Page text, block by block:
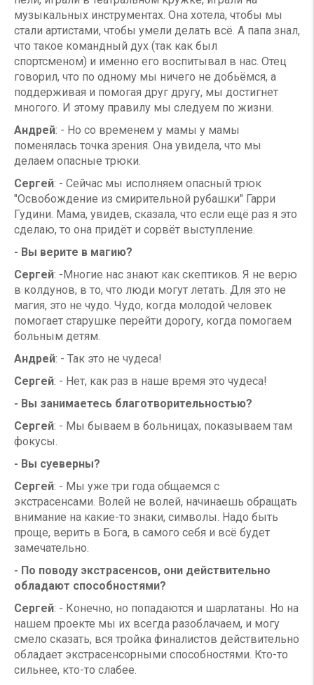
музыкальных инструментах. Она хотела, чтобы мы
стали артистами, чтобы умели делать всё. А папа знал,
что такое командный дух (так как был
спортсменом) и именно его воспитывал в нас. Отец
говорил, что по одному мы ничего не добьёмся, а
поддерживая и помогая друг другу, мы достигнет
многого. И этому правилу мы следуем по жизни.
Андрей: - Но со временем у мамы у мамы
поменялась точка зрения. Она увидела, что мы
делаем опасные трюки.
Сергей: - Сейчас мы исполняем опасный трюк
"Освобождение из смирительной рубашки" Гарри
Гудини. Мама, увидев, сказала, что если ещё раз я это
сделаю, то она придёт и сорвёт выступление.
- Вы верите в магию?
Сергей: -Многие нас знают как скептиков. Я не верю
в колдунов, в то, что люди могут летать. Для это не
магия, это не чудо. Чудо, когда молодой человек
помогает старушке перейти дорогу, когда помогаем
больным детям.
Андрей: - Так это не чудеса!
Сергей: - Нет, как раз в наше время это чудеса!
- Вы занимаетесь благотворительностью?
Сергей: - Мы бываем в больницах, показываем там
фокусы.
- Вы суеверны?
Сергей: - Мы уже три года общаемся с
экстрасенсами. Волей не волей, начинаешь обращать
внимание на какие-то знаки, символы. Надо быть
проще, верить в Бога, в самого себя и всё будет
замечательно.
- По поводу экстрасенсов, они действительно
обладают способностями?
Сергей: - Конечно, но попадаются и шарлатаны. Но на
нашем проекте мы их всегда разоблачаем, и могу
смело сказать, вся тройка финалистов действительно
обладает экстрасенсорными способностями. Кто-то
сильнее, кто-то слабее.